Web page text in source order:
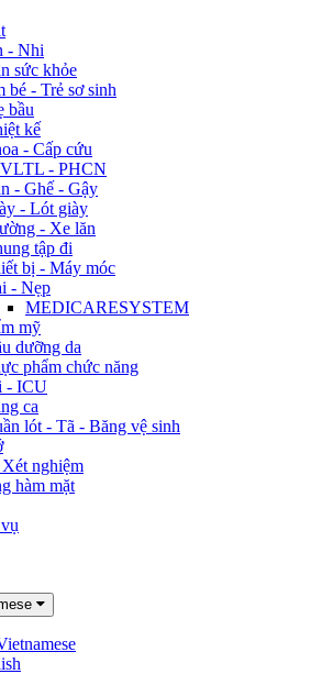
- Nhi
sức khỏe
bé - Trẻ sơ sinh
bầu
kế
- Cấp cứu
- PHCN
- Ghế - Gậy
- Lót giày
- Xe lăn
tập đi
bị - Máy móc
- Nẹp
MEDICARESYSTEM
mỹ
dưỡng da
phẩm chức năng
- ICU
ca
lót - Tã - Băng vệ sinh
nghiệm
hàm mặt